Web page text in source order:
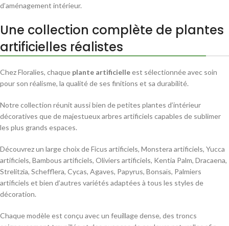
d’aménagement intérieur.
Une collection complète de plantes
artificielles réalistes
Chez Floralies, chaque plante artificielleest sélectionnée avec soin
pour son réalisme, la qualité de ses finitions et sa durabilité.
Notre collection réunit aussi bien de petites plantes d’intérieur
décoratives que de majestueux arbres artificiels capables de sublimer
les plus grands espaces.
Découvrez un large choix de Ficus artificiels, Monstera artificiels, Yucca
artificiels, Bambous artificiels, Oliviers artificiels, Kentia Palm, Dracaena,
Strelitzia, Schefflera, Cycas, Agaves, Papyrus, Bonsaïs, Palmiers
artificiels et bien d’autres variétés adaptées à tous les styles de
décoration.
Chaque modèle est conçu avec un feuillage dense, des troncs